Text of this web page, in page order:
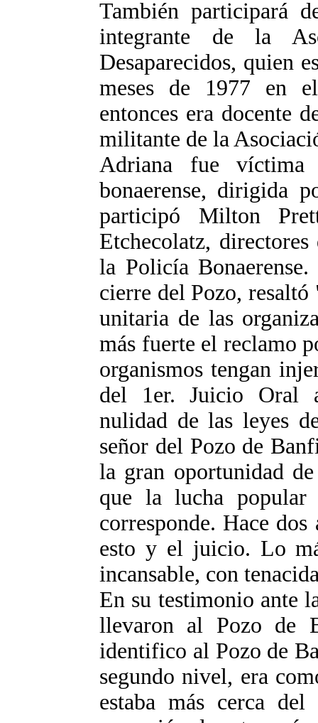
También participará
integrante de la
Desaparecidos, quien
meses de 1977 en
entonces era docente
militante de la
Adriana fue
bonaerense, dirigida
participó Milton
Etchecolatz,
la Policía
cierre del Pozo,
unitaria de las
más fuerte el reclamo
organismos tengan
del 1er. Juicio Oral
nulidad de las leyes
señor del Pozo de
la gran oportunidad
que la lucha popular
corresponde. Hace
esto y el juicio. Lo
incansable, con
En su testimonio ante
llevaron al Pozo de
identifico al Pozo de
segundo nivel, era
estaba más cerca